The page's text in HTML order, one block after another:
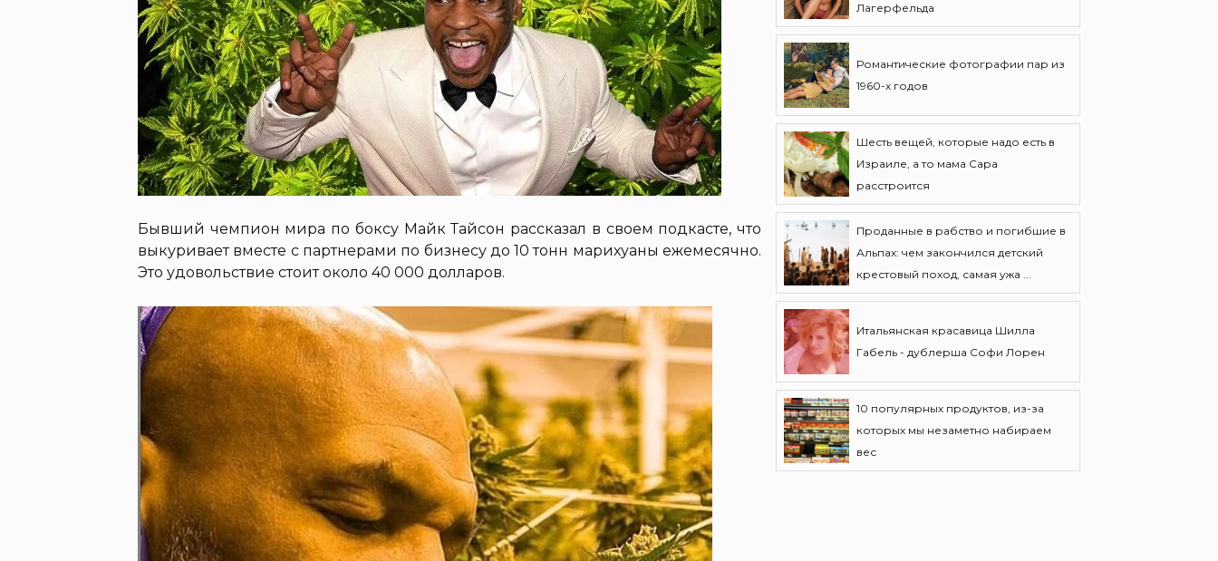
Бывший чемпион мира по боксу Майк Тайсон рассказал в своем подкасте, что
выкуривает вместе с партнерами по бизнесу до 10 тонн марихуаны ежемесячно.
Это удовольствие стоит около 40 000 долларов.
Лагерфельда
Романтические фотографии пар из
1960-х годов
Шесть вещей, которые надо есть в
Израиле, а то мама Сара
расстроится
Проданные в рабство и погибшие в
Альпах: чем закончился детский
крестовый поход, самая ужа ...
Итальянская красавица Шилла
Габель - дублерша Софи Лорен
10 популярных продуктов, из-за
которых мы незаметно набираем
вес